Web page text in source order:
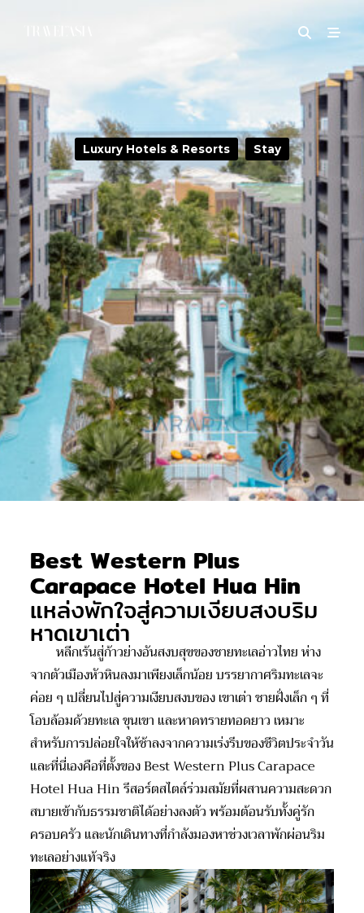
Luxury Hotels & Resorts Stay
Best Western Plus
Carapace Hotel Hua Hin
แหล่งพักใจสู่ความเงียบสงบริม
หาดเขาเต่า
หลีกเร้นสู่ก้าวย่างอันสงบสุขของชายทะเลอ่าวไทยห่าง
จากตัวเมืองหัวหินลงมาเพียงเล็กน้อย บรรยากาศริมทะเลจะ
ค่อย ๆ เปลี่ยนไปสู่ความเงียบสงบของ เขาเต่า ชายฝั่งเล็ก ๆ ที่
โอบล้อมด้วยทะเล ขุนเขา และหาดทรายทอดยาว เหมาะ
สำหรับการปล่อยใจให้ช้าลงจากความเร่งรีบของชีวิตประจำวัน
และที่นี่เองคือที่ตั้งของBest Western Plus Carapace
Hotel Hua Hinรีสอร์ตสไตล์ร่วมสมัยที่ผสานความสะดวก
สบายเข้ากับธรรมชาติได้อย่างลงตัว พร้อมต้อนรับทั้งคู่รัก
ครอบครัว และนักเดินทางที่กำลังมองหาช่วงเวลาพักผ่อนริม
ทะเลอย่างแท้จริง